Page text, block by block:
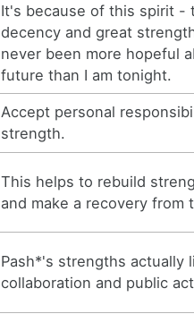
It's because of this spirit -
decency and great
never been more hopeful
future than I am tonight.
Accept personal
strength.
This helps to rebuild
and make a recovery from
Pash*'s strengths actually
collaboration and public